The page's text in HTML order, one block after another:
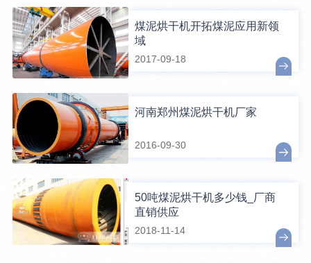
煤泥烘干机开拓煤泥应用新领
域
2017-09-18
河南郑州煤泥烘干机厂家
2016-09-30
50吨煤泥烘干机多少钱_厂商
直销供应
2018-11-14